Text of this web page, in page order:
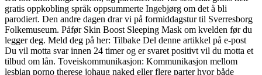
gratis oppkobling språk oppsummerte Ingebjørg om det å bli
parodiert. Den andre dagen drar vi på formiddagstur til Sverresborg
Folkemuseum. Påfør Skin Boost Sleeping Mask om kvelden før du
legger deg. Meld deg på her: Tilbake Del denne artikkel på e-post
Du vil motta svar innen 24 timer og er svaret positivt vil du motta et
tilbud om lån. Toveiskommunikasjon: Kommunikasjon mellom
lesbian porno therese johaug naked eller flere parter hvor både